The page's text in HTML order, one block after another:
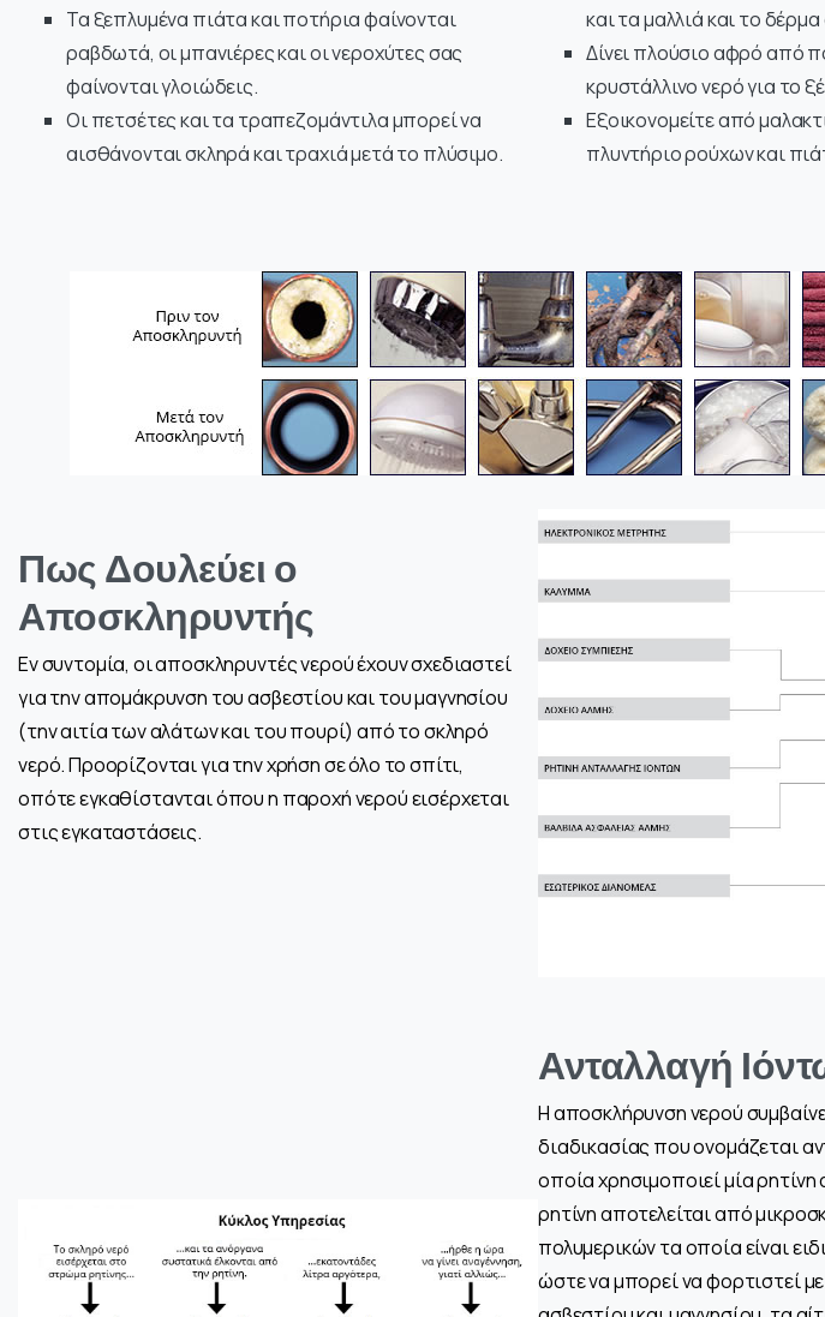
Τα ξεπλυμένα πιάτα και ποτήρια φαίνονται
ραβδωτά, οι μπανιέρες και οι νεροχύτες σας
φαίνονται γλοιώδεις.
Οι πετσέτες και τα τραπεζομάντιλα μπορεί να
αισθάνονται σκληρά και τραχιά μετά το πλύσιμο.
και τα μαλλιά και το
Δίνει πλούσιο αφρό από
κρυστάλλινο νερό για το
Εξοικονομείτε από
πλυντήριο ρούχων και
Πως Δουλεύει ο
Αποσκληρυντής
Εν συντομία, οι αποσκληρυντές νερού έχουν σχεδιαστεί
για την απομάκρυνση του ασβεστίου και του μαγνησίου
(την αιτία των αλάτων και του πουρί) από το σκληρό
νερό. Προορίζονται για την χρήση σε όλο το σπίτι,
οπότε εγκαθίστανται όπου η παροχή νερού εισέρχεται
στις εγκαταστάσεις.
Ανταλλαγή
Η αποσκλήρυνση νερού
διαδικασίας που ονομάζεται
οποία χρησιμοποιεί μία
ρητίνη αποτελείται από
πολυμερικών τα οποία είναι
ώστε να μπορεί να φορτιστεί